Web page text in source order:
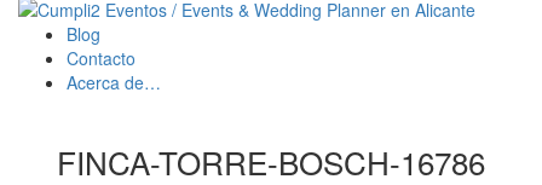
Blog
Contacto
Acerca de…
FINCA-TORRE-BOSCH-16786